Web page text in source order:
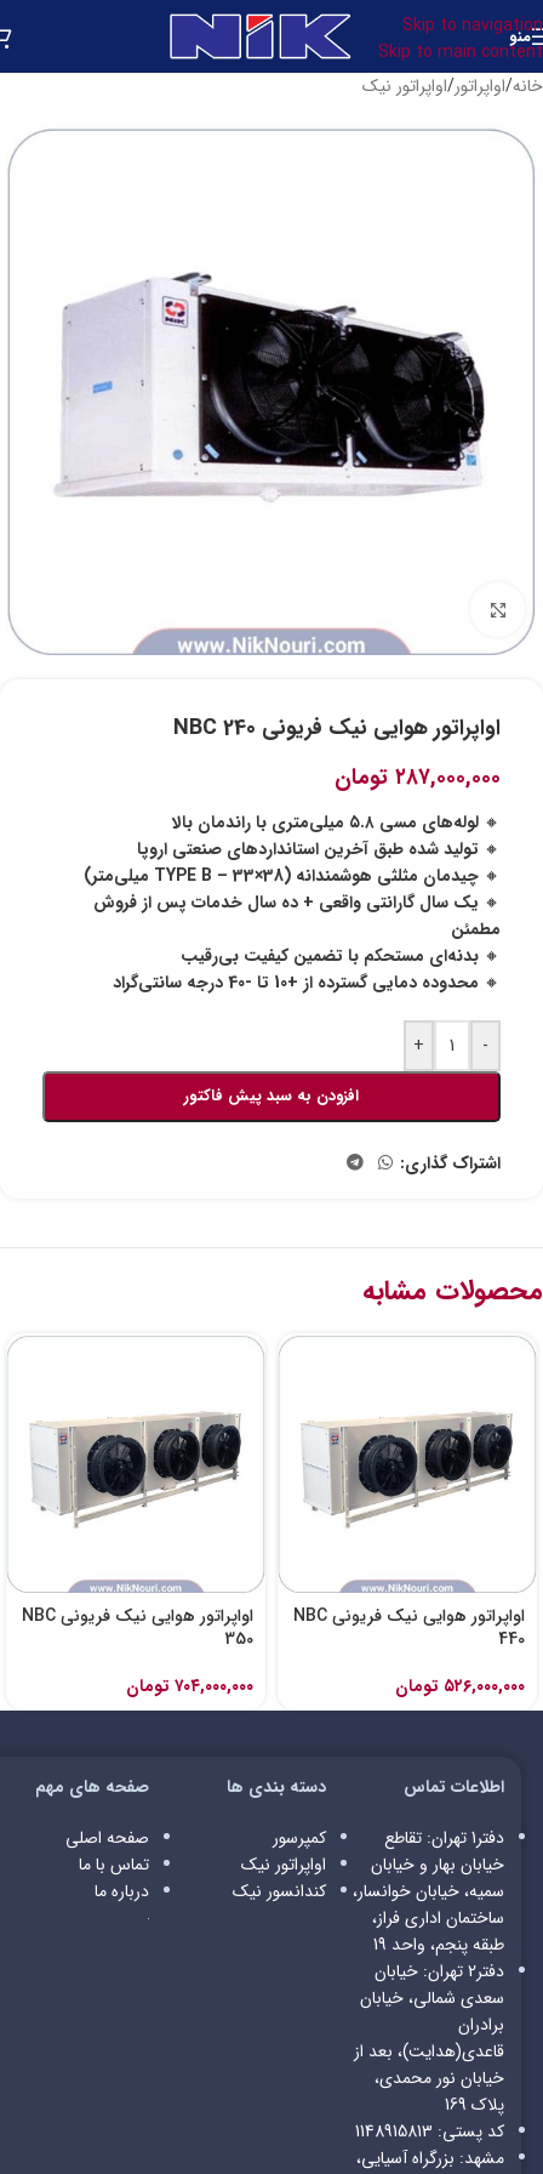
Skip to navigation
Skip to main content
منو
خانه/اواپراتور/اواپراتور نیک
اواپراتور هوایی نیک فریونی NBC 240
۲۸۷,۰۰۰,۰۰۰ تومان
🔸 لوله‌های مسی ۵.۸ میلی‌متری با راندمان بالا
🔸 تولید شده طبق آخرین استانداردهای صنعتی اروپا
🔸 چیدمان مثلثی هوشمندانه (TYPE B – 33×38 میلی‌متر)
🔸 یک سال گارانتی واقعی + ده سال خدمات پس از فروش
مطمئن
🔸 بدنه‌ای مستحکم با تضمین کیفیت بی‌رقیب
🔸 محدوده دمایی گسترده از +10 تا -40 درجه سانتی‌گراد
-
+
افزودن به سبد پیش فاکتور
اشتراک گذاری:
محصولات مشابه
اواپراتور هوایی نیک فریونی NBC
440
۵۲۶,۰۰۰,۰۰۰ تومان
اواپراتور هوایی نیک فریونی NBC
350
۷۰۴,۰۰۰,۰۰۰ تومان
اطلاعات تماس
دفتر1 تهران: تقاطع
خیابان بهار و خیابان
سمیه، خیابان خوانسار،
ساختمان اداری فراز،
طبقه پنجم، واحد 19
دفتر2 تهران: خیابان
سعدی شمالی، خیابان
برادران
قاعدی(هدایت)، بعد از
خیابان نور محمدی،
پلاک 169
کد پستی: 1148915813
مشهد: بزرگراه آسیایی،
دسته بندی ها
کمپرسور
اواپراتور نیک
کندانسور نیک
صفحه های مهم
صفحه اصلی
تماس با ما
درباره ما